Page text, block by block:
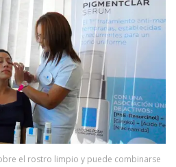
el rostro limpio y puede combinarse